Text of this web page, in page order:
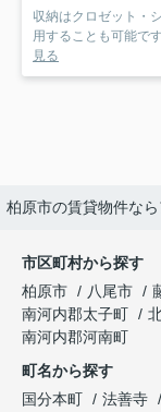
収納はクロゼット・
用することも可能で
見る
柏原市の賃貸物件な
市区町村から探す
柏原市
八尾市
南河内郡太子町
南河内郡河南町
町名から探す
国分本町
法善寺